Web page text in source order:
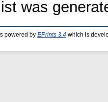
was
powered by EPrints 3.4 which is